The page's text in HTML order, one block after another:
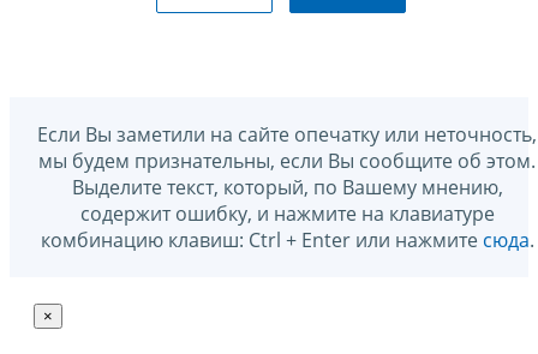
Если Вы заметили на сайте опечатку или неточность,
мы будем признательны, если Вы сообщите об этом.
Выделите текст, который, по Вашему мнению,
содержит ошибку, и нажмите на клавиатуре
комбинацию клавиш: Ctrl + Enter или нажмите сюда.
×